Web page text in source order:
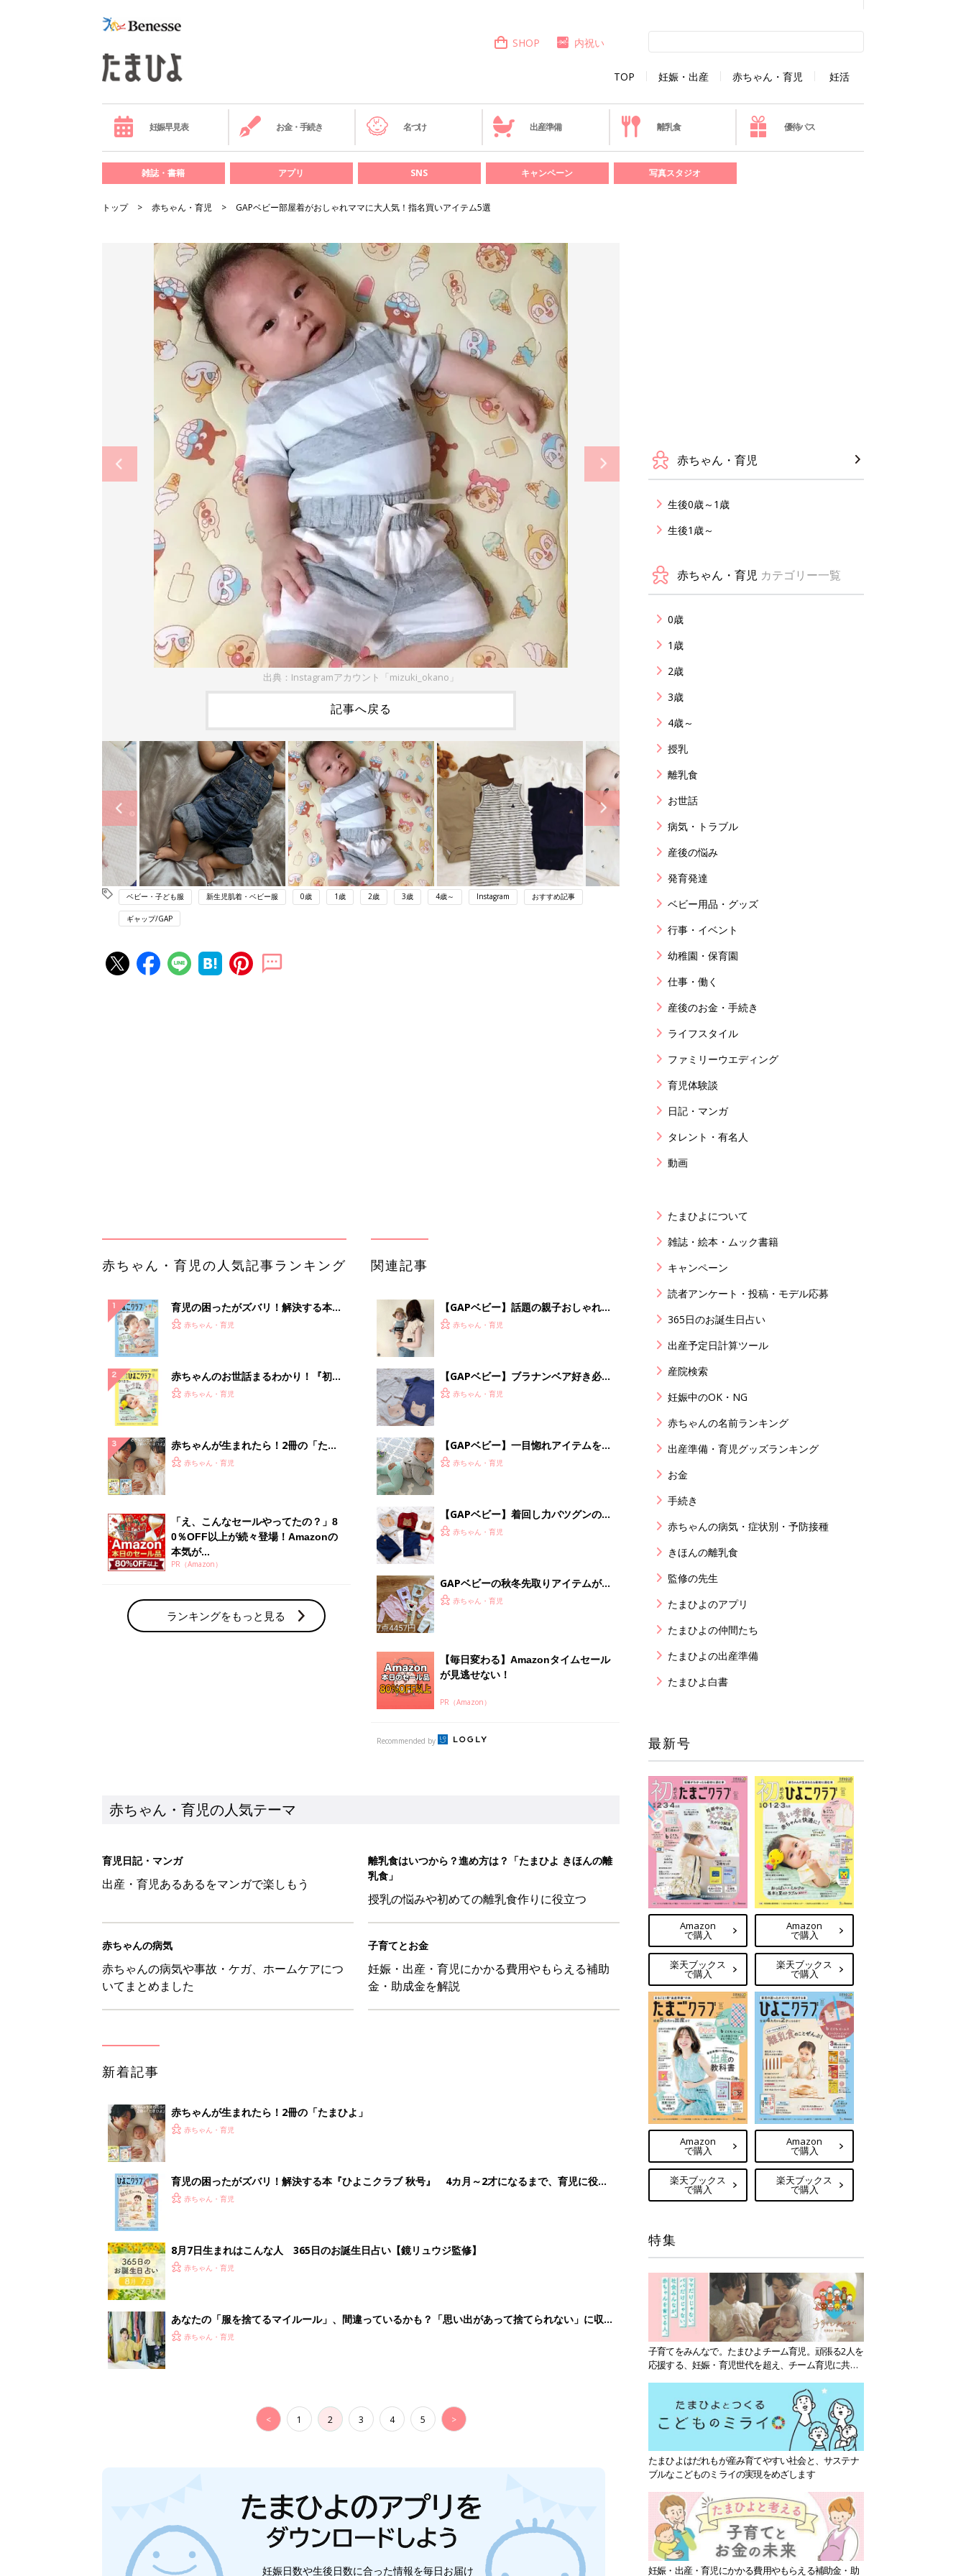
TOP 妊娠・出産 赤ちゃん・育児 妊活
SHOP 内祝い
妊娠早見表 お金・手続き 名づけ 出産準備 離乳食 優待パス
雑誌・書籍 アプリ SNS キャンペーン 写真スタジオ
トップ 赤ちゃん・育児 GAPベビー部屋着がおしゃれママに大人気！指名買いアイテム5選
出典：Instagramアカウント「mizuki_okano」
記事へ戻る
ベビー・子ども服 新生児肌着・ベビー服 0歳 1歳 2歳 3歳 4歳～ Instagram おすすめ記事
ギャップ/GAP
0％OFF以上が続々登場！Amazonの
本気が...
PR（Amazon）
ランキングをもっと見る
が見逃せない！
PR（Amazon）
赤ちゃん・育児の人気テーマ
育児日記・マンガ
離乳食はいつから？進め方は？「たまひよ きほんの離
授乳の悩みや初めての離乳食作りに役立つ
子育てとお金
妊娠・出産・育児にかかる費用やもらえる補助
金・助成金を解説
赤ちゃん・育児
育児の困ったがズバリ！解決する本『ひよこクラブ 秋号』 4カ月～2才になるまで、育児に役立
赤ちゃん・育児
8月7日生まれはこんな人 365日のお誕生日占い【鏡リュウジ監修】
< 1 2 3 4 5 >
赤ちゃん・育児
生後0歳～1歳
生後1歳～
赤ちゃん・育児 カテゴリー一覧
0歳
1歳
2歳
3歳
4歳～
授乳
離乳食
お世話
病気・トラブル
産後の悩み
発育発達
ベビー用品・グッズ
行事・イベント
幼稚園・保育園
仕事・働く
産後のお金・手続き
ライフスタイル
ファミリーウエディング
育児体験談
日記・マンガ
タレント・有名人
動画
たまひよについて
雑誌・絵本・ムック書籍
キャンペーン
読者アンケート・投稿・モデル応募
365日のお誕生日占い
出産予定日計算ツール
産院検索
妊娠中のOK・NG
赤ちゃんの名前ランキング
出産準備・育児グッズランキング
お金
手続き
赤ちゃんの病気・症状別・予防接種
きほんの離乳食
監修の先生
たまひよのアプリ
たまひよの仲間たち
たまひよの出産準備
たまひよ白書
最新号
Amazon
で購入
楽天ブックス
で購入
Amazon
で購入
楽天ブックス
で購入
Amazon
で購入
楽天ブックス
で購入
Amazon
で購入
楽天ブックス
で購入
特集
子育てをみんなで。たまひよチーム育児。頑張る2人を
応援する、妊娠・育児世代を超え、チーム育児に共感
たまひよはだれもが産み育てやすい社会と、サステナ
ブルなこどものミライの実現をめざします
妊娠・出産・育児にかかる費用やもらえる補助金・助